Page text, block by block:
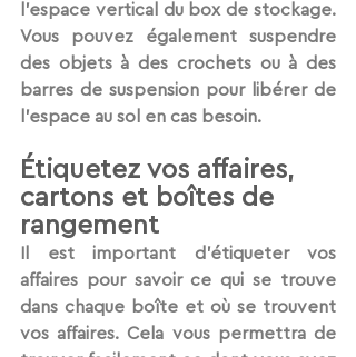
l'espace vertical du box de stockage.
Vous pouvez également suspendre
des objets à des crochets ou à des
barres de suspension pour libérer de
l'espace au sol en cas besoin.
Étiquetez vos affaires,
cartons et boîtes de
rangement
Il est important d'étiqueter vos
affaires pour savoir ce qui se trouve
dans chaque boîte et où se trouvent
vos affaires. Cela vous permettra de